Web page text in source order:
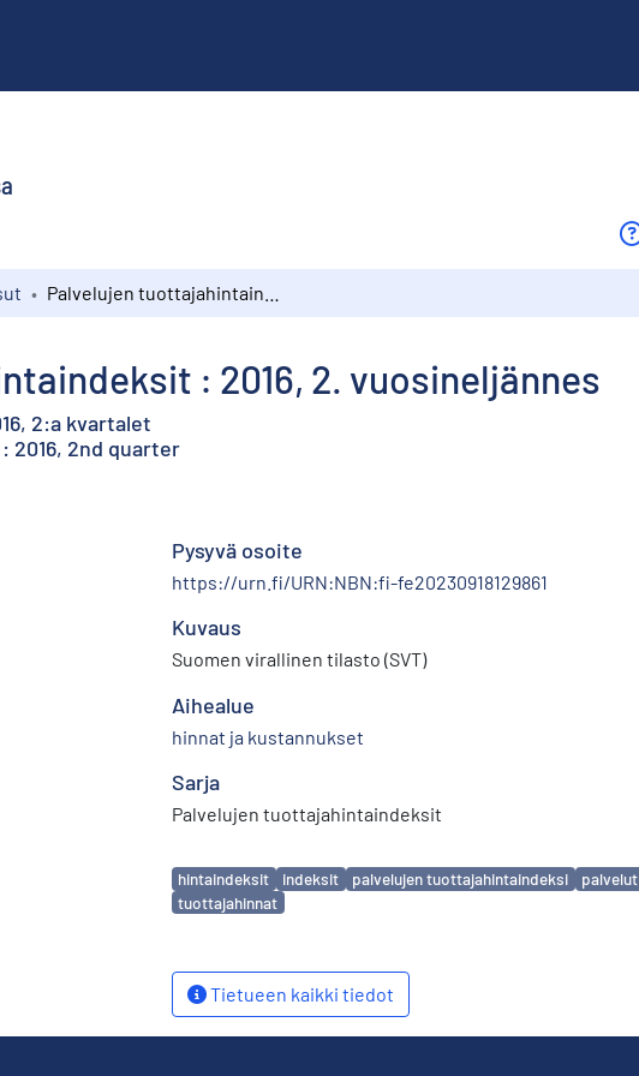
: 2016, 2. vuosineljännes
2:a kvartalet
2016, 2nd quarter
Pysyvä osoite
https://urn.fi/URN:NBN:fi-fe20230918129861
Kuvaus
Suomen virallinen tilasto (SVT)
Aihealue
hinnat ja kustannukset
Sarja
Palvelujen tuottajahintaindeksit
Avainsanat
hintaindeksit indeksit palvelujen tuottajahintaindeksi palvelut
tuottajahinnat
Tietueen kaikki tiedot